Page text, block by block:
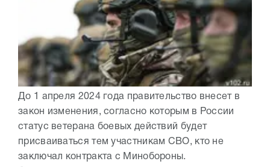
До 1 апреля 2024 года правительство внесет в
закон изменения, согласно которым в России
статус ветерана боевых действий будет
присваиваться тем участникам СВО, кто не
заключал контракта с Минобороны.